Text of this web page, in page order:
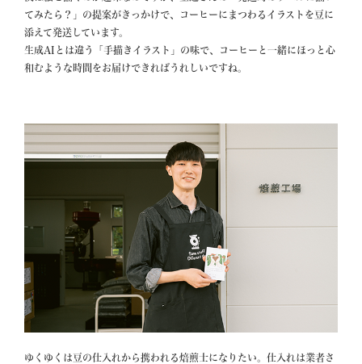
てみたら？」の提案がきっかけで、コーヒーにまつわるイラストを豆に
添えて発送しています。
生成AIとは違う「手描きイラスト」の味で、コーヒーと一緒にほっと心
和むような時間をお届けできればうれしいですね。
ゆくゆくは豆の仕入れから携われる焙煎士になりたい。仕入れは業者さ